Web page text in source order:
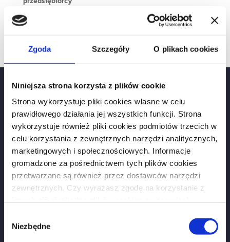
Zgoda Szczegóły O plikach cookies
Niniejsza strona korzysta z plików cookie
Strona wykorzystuje pliki cookies własne w celu
prawidłowego działania jej wszystkich funkcji. Strona
wykorzystuje również pliki cookies podmiotów trzecich w
celu korzystania z zewnętrznych narzędzi analitycznych,
marketingowych i społecznościowych. Informacje
gromadzone za pośrednictwem tych plików cookies
przetwarzane są również przez dostawców narzędzi
zewnętrznych. Czy wyrażasz zgodę na korzystanie z
zgody
Niezbędne
Służebność przesyłu
Kontakt:
+48 505 906 670
+48 509 641 175
biuro@khkancelaria.pl
Dane kancelarii:
NIP 877-14-55-725, REGON 302854040